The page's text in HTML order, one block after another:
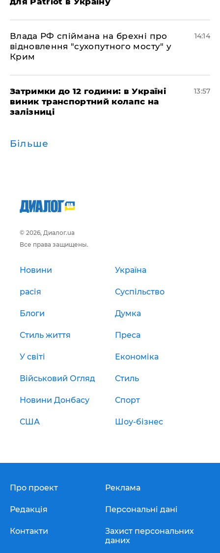
Влада РФ спіймана на брехні про
відновлення "сухопутного мосту" у
Крим
14:14
Затримки до 12 години: в Україні
виник транспортний колапс на
залізниці
13:57
Більше
© 2026, Диалог.ua
Все права защищены.
Новини Україна
расія Суспільство
Блоги Думка
Стиль життя Преса
У світі Економіка
Військовий Огляд Стиль
Новини Донбасу Спорт
США Шоу-бізнес
Про проект
Редакція
Контакти
Реклама
Персональні дані
Захист персональних
даних